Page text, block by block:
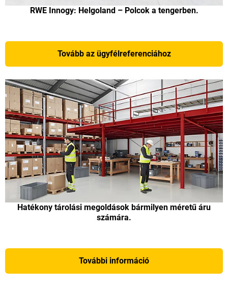
RWE Innogy: Helgoland – Polcok a tengerben.
Tovább az ügyfélreferenciához
Hatékony tárolási megoldások bármilyen méretű áru
számára.
További információ